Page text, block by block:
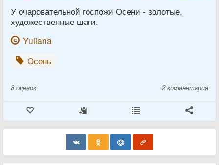
У очаровательной госпожи Осени - золотые,
художественные шаги.
Yuliana
Осень
8 оценок 2 комментария